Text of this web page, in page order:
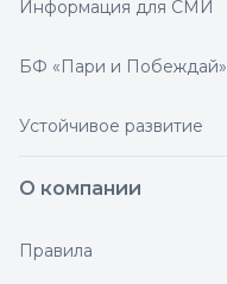
Информация для СМИ
БФ «Пари и Побеждай»
Устойчивое развитие
О компании
Правила